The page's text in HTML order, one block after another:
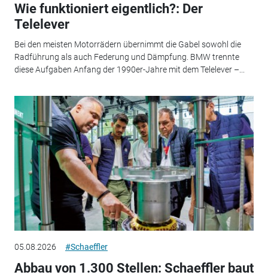
Wie funktioniert eigentlich?: Der
Telelever
Bei den meisten Motorrädern übernimmt die Gabel sowohl die
Radführung als auch Federung und Dämpfung. BMW trennte
diese Aufgaben Anfang der 1990er-Jahre mit dem Telelever –...
05.08.2026 #Schaeffler
Abbau von 1.300 Stellen: Schaeffler baut